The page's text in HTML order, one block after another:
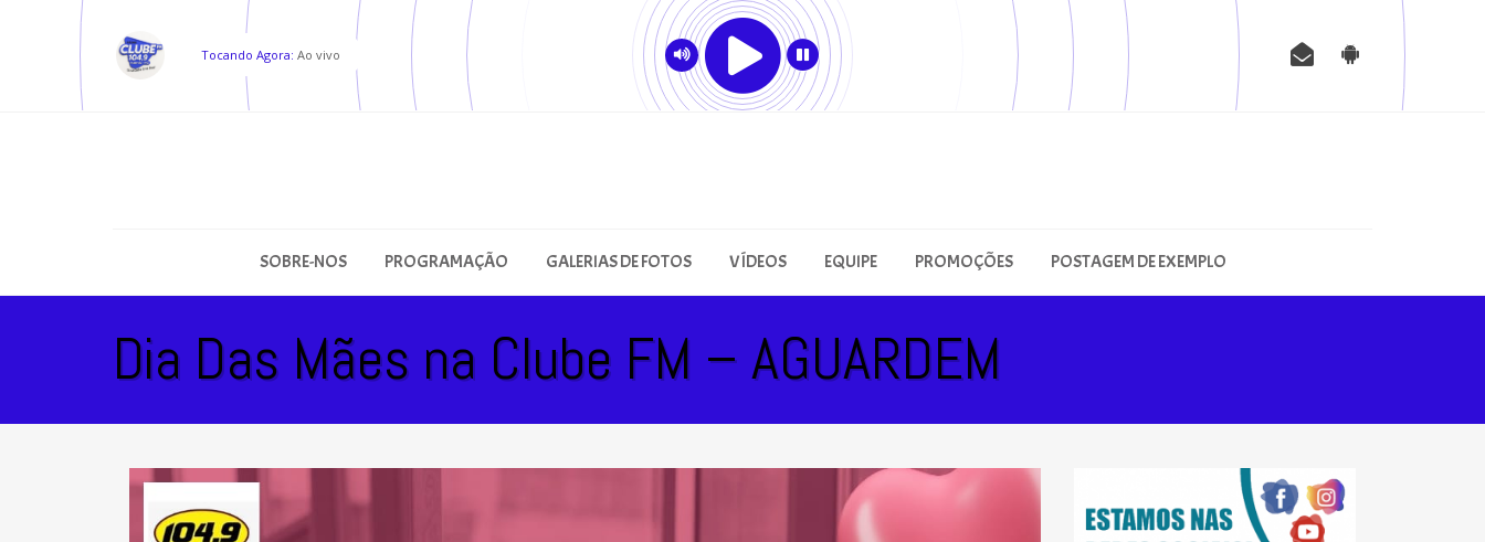
Tocando Agora: Ao vivo
SOBRE-NOS PROGRAMAÇÃO GALERIAS DE FOTOS VÍDEOS EQUIPE PROMOÇÕES POSTAGEM DE EXEMPLO
Dia Das Mães na Clube FM – AGUARDEM